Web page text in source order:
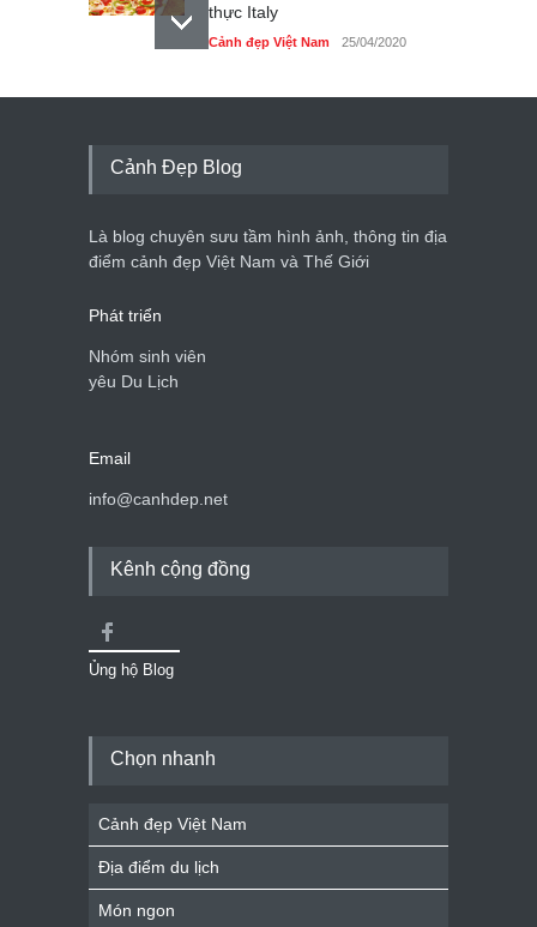
thực Italy
Cảnh đẹp Việt Nam 25/04/2020
Tam giác mạch khoe sắc
du lịch quốc gia
Cảnh đẹp Việt Nam 24/04/2020
Cảnh Đẹp Blog
Là blog chuyên sưu tầm hình ảnh, thông tin địa
điểm cảnh đẹp Việt Nam và Thế Giới
Phát triển
Nhóm sinh viên
yêu Du Lịch
Email
info@canhdep.net
Kênh cộng đồng
Ủng hộ Blog
Chọn nhanh
Cảnh đẹp Việt Nam
Địa điểm du lịch
Món ngon